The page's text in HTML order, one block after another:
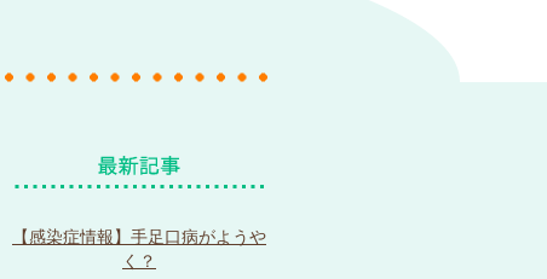
【感染症情報】手足口病がようや
く？